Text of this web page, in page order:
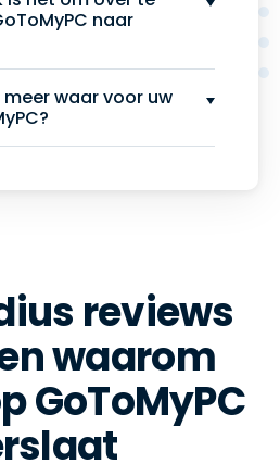
naar
waar voor uw
reviews
waarom
GoToMyPC